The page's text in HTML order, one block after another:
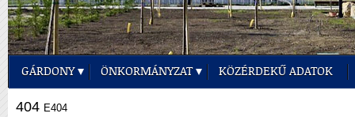
GÁRDONY ÖNKORMÁNYZAT KÖZÉRDEKŰ ADATOK
404 E404